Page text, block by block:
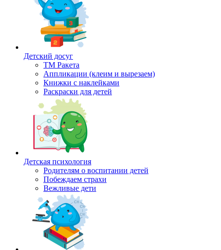
Детский досуг
ТМ Ракета
Аппликации (клеим и вырезаем)
Книжки с наклейками
Раскраски для детей
Детская психология
Родителям о воспитании детей
Побеждаем страхи
Вежливые дети